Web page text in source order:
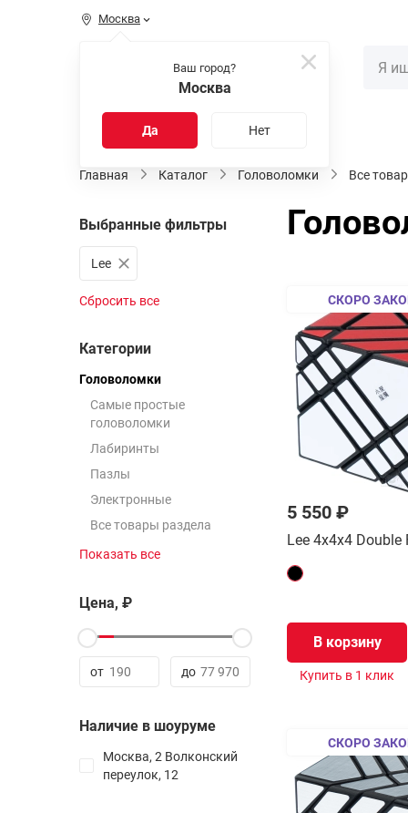
Москва
Ваш город?
Москва
Да Нет
КАТАЛОГ
Распродажа
Главная Каталог Головоломки Все
Выбранные фильтры
Lee
Сбросить все
Категории
Головоломки
Самые простые
головоломки
Лабиринты
Пазлы
Электронные
Все товары раздела
5x5
6x6
8x8 - 21x21
Показать все
Цена, ₽
от до
Наличие в шоуруме
Москва, 2 Волконский
переулок, 12
СКОРО
5 550 ₽
Lee 4x4x4 Double
В корзину
Купить в 1 клик
СКОРО